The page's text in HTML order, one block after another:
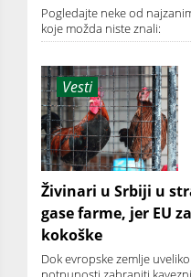
Pogledajte neke od
koje možda niste znali:
Vesti
Živinari u Srbiji u
gase farme, jer EU
kokoške
Dok evropske zemlje